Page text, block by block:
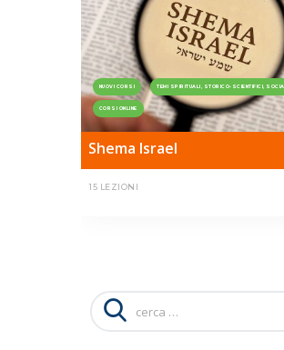
NUOVI CORSI TEMI SPIRITUALI, STORICO-SCIENTIFICI,
CORSI ONLINE
Shema Israel
15 LEZIONI
Ricerca
per: